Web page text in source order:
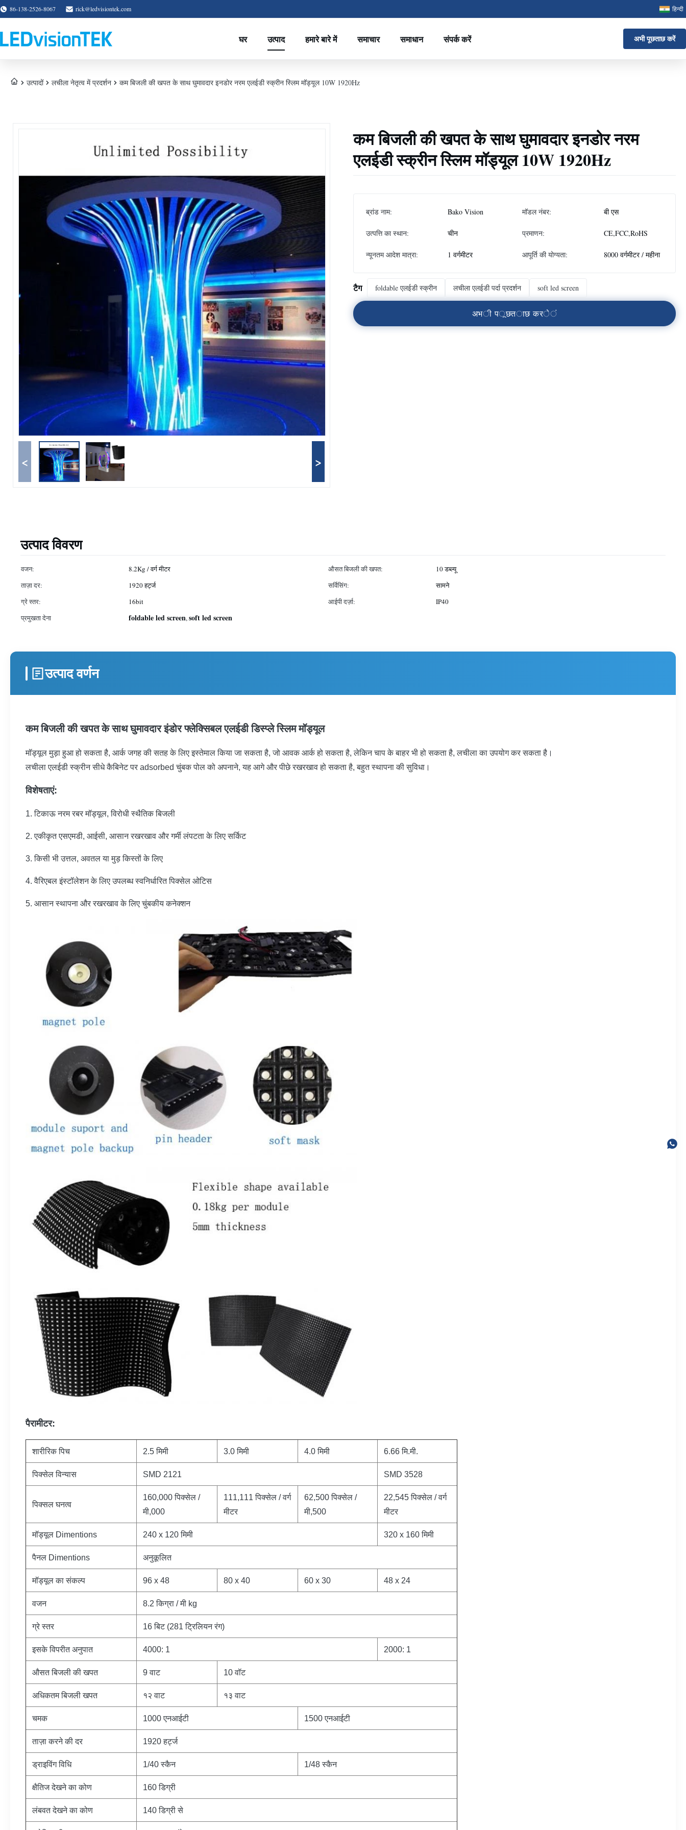
86-138-2526-8067 rick@ledvisiontek.com हिन्दी
घर उत्पाद हमारे बारे में समाचार समाधान संपर्क करें अभी पूछताछ करें
उत्पादों लचीला नेतृत्व में प्रदर्शन कम बिजली की खपत के साथ घुमावदार इनडोर नरम एलईडी स्क्रीन स्लिम मॉड्यूल 10W 1920Hz
< >
कम बिजली की खपत के साथ घुमावदार इनडोर नरम
एलईडी स्क्रीन स्लिम मॉड्यूल 10W 1920Hz
ब्रांड नाम: Bako Vision मॉडल नंबर: बी एस
उत्पत्ति का स्थान: चीन प्रमाणन: CE,FCC,RoHS
न्यूनतम आदेश मात्रा: 1 वर्गमीटर आपूर्ति की योग्यता: 8000 वर्गमीटर / महीना
टैग foldable एलईडी स्क्रीन लचीला एलईडी पर्दा प्रदर्शन soft led screen
अभी पूछताछ करें
उत्पाद विवरण
वजन: 8.2Kg / वर्ग मीटर औसत बिजली की खपत:
10 डब्ल्यू
ताज़ा दर:
1920 हर्ट्ज सर्विसिंग:
सामने
ग्रे स्तर:
16bit आईपी दर्ज़ा:
IP40
प्रमुखता देना
foldable led screen,soft led screen
उत्पाद वर्णन
कम बिजली की खपत के साथ घुमावदार इंडोर फ्लेक्सिबल एलईडी डिस्प्ले स्लिम मॉड्यूल
मॉड्यूल मुड़ा हुआ हो सकता है, आर्क जगह की सतह के लिए इस्तेमाल किया जा सकता है, जो आवक आर्क हो सकता है, लेकिन चाप के बाहर भी हो सकता है, लचीला का उपयोग कर सकता है।
लचीला एलईडी स्क्रीन सीधे कैबिनेट पर adsorbed चुंबक पोल को अपनाने, यह आगे और पीछे रखरखाव हो सकता है, बहुत स्थापना की सुविधा।
विशेषताएं:
1. टिकाऊ नरम रबर मॉड्यूल, विरोधी स्थैतिक बिजली
2. एकीकृत एसएमडी, आईसी, आसान रखरखाव और गर्मी लंपटता के लिए सर्किट
3. किसी भी उत्तल, अवतल या मुड़ किस्तों के लिए
4. वैरिएबल इंस्टॉलेशन के लिए उपलब्ध स्वनिर्धारित पिक्सेल ओटिस
5. आसान स्थापना और रखरखाव के लिए चुंबकीय कनेक्शन
पैरामीटर:
शारीरिक पिच 2.5 मिमी 3.0 मिमी 4.0 मिमी 6.66 मि.मी.
पिक्सेल विन्यास SMD 2121 SMD 3528
पिक्सल घनत्व
160,000 पिक्सेल /
मी,000
111,111 पिक्सेल / वर्ग
मीटर
62,500 पिक्सेल /
मी,500
22,545 पिक्सेल / वर्ग
मीटर
मॉड्यूल Dimentions 240 x 120 मिमी 320 x 160 मिमी
पैनल Dimentions अनुकूलित
मॉड्यूल का संकल्प 96 x 48 80 x 40 60 x 30 48 x 24
वजन 8.2 किग्रा / मी kg
ग्रे स्तर 16 बिट (281 ट्रिलियन रंग)
इसके विपरीत अनुपात 4000: 1 2000: 1
औसत बिजली की खपत 9 वाट 10 वॉट
अधिकतम बिजली खपत १२ वाट १३ वाट
चमक 1000 एनआईटी 1500 एनआईटी
ताज़ा करने की दर 1920 हर्ट्ज
ड्राइविंग विधि 1/40 स्कैन 1/48 स्कैन
क्षैतिज देखने का कोण 160 डिग्री
लंबवत देखने का कोण 140 डिग्री से